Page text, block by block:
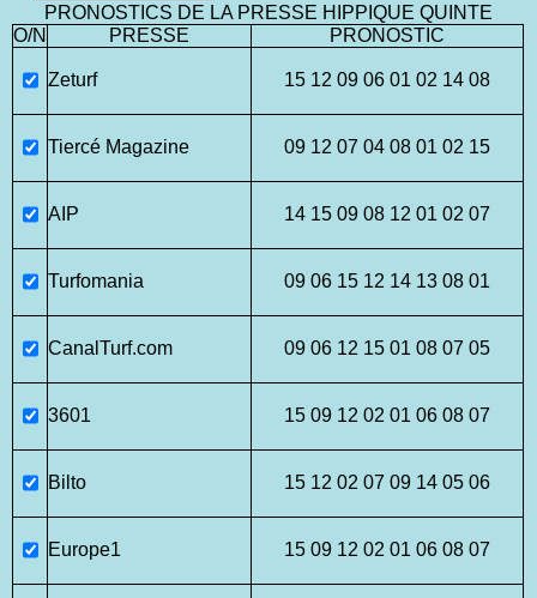
PRONOSTICS DE LA PRESSE HIPPIQUE QUINTE
O/N
PRESSE PRONOSTIC
Zeturf 15 12 09 06 01 02 14 08
Tiercé Magazine 09 12 07 04 08 01 02 15
AIP 14 15 09 08 12 01 02 07
Turfomania 09 06 15 12 14 13 08 01
CanalTurf.com 09 06 12 15 01 08 07 05
3601 15 09 12 02 01 06 08 07
Bilto 15 12 02 07 09 14 05 06
Europe1 15 09 12 02 01 06 08 07